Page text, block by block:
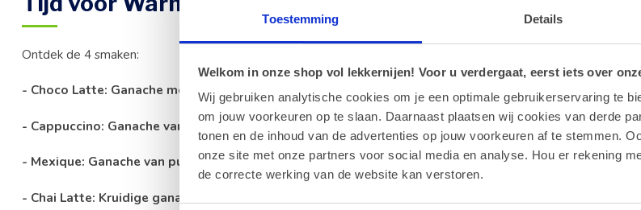
Toestemming Details
Welkom in onze shop vol lekkernijen! Voor u verdergaat, eerst iets over
Wij gebruiken analytische cookies om je een optimale gebruikerservaring te
om jouw voorkeuren op te slaan. Daarnaast plaatsen wij cookies van derde
tonen en de inhoud van de advertenties op jouw voorkeuren af te stemmen.
onze site met onze partners voor social media en analyse. Hou er rekening
de correcte werking van de website kan verstoren.
Ontdek de 4 smaken:
- Choco Latte: Ganache met traditionele melkchocolade
- Cappuccino: Ganache van melkchocolade en 100% Arabica koffie
- Mexique: Ganache van pure chocolade uit Mexico met 68% cacao
- Chai Latte: Kruidige ganache van melkchocolade met een chai theearoma verrijkt met een vleugje